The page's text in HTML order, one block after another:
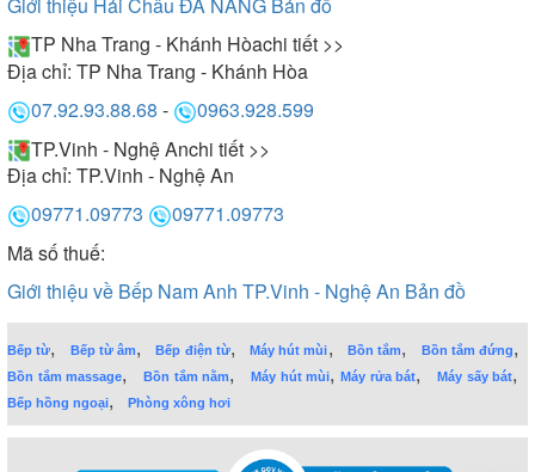
TP Nha Trang - Khánh Hòachi tiết >>
Địa chỉ: TP Nha Trang - Khánh Hòa
07.92.93.88.68 -
0963.928.599
TP.Vinh - Nghệ Anchi tiết >>
Địa chỉ: TP.Vinh - Nghệ An
09771.09773
09771.09773
Mã số thuế:
Giới thiệu về Bếp Nam Anh TP.Vinh - Nghệ An Bản đồ
Bếp từ, Bếp từ âm,Bếp điện từ,Máy hút mùi, Bồn tắm, Bồn tắm đứng,
Bồn tắm massage,Bồn tắm nằm,Máy hút mùi,Máy rửa bát,Máy sấy bát,
Bếp hồng ngoại, Phòng xông hơi